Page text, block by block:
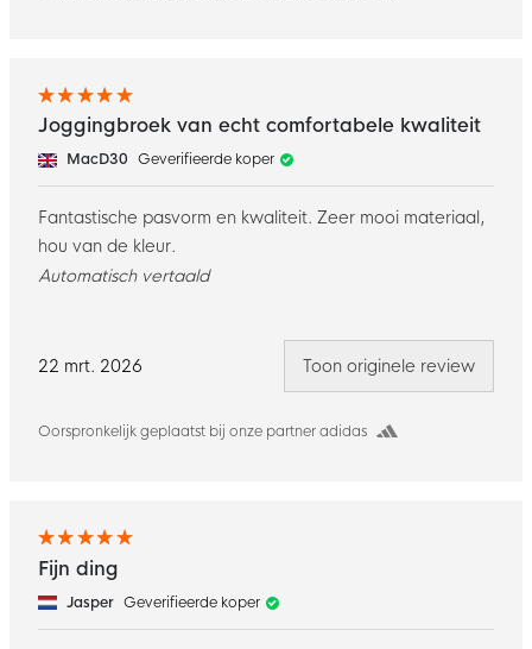
22 mrt. 2026
Oorspronkelijk geplaatst bij onze partner adidas
Joggingbroek van echt comfortabele kwaliteit
MacD30 Geverifieerde koper
Fantastische pasvorm en kwaliteit. Zeer mooi materiaal,
hou van de kleur.
Automatisch vertaald
Toon originele review
Fijn ding
Jasper Geverifieerde koper